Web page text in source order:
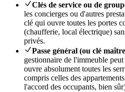
Clés de service ou de
les concierges ou d'autres
clé qui ouvre toutes les portes
(chaufferie, local électrique)
privés.
Passe général (ou clé
gestionnaire de l'immeuble
ouvre absolument toutes les
compris celles des
l'accord des occupants, bien